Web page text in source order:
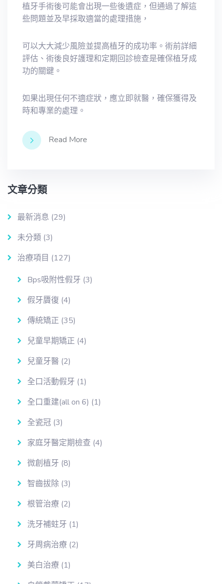
植牙手術後可能會出現一些後遺症，但通過了解這
些問題並及早採取適當的處理措施，
可以大大減少風險並提高植牙的成功率。術前詳細
評估、術後良好護理和定期回診檢查是確保植牙成
功的關鍵。
如果出現任何不適症狀，應立即就醫，確保獲得及
時和專業的處理。
Read More
文章分類
最新消息 (29)
未分類 (3)
治療項目 (127)
Bps吸附性假牙 (3)
假牙贗復 (4)
傳統矯正 (35)
兒童早期矯正 (4)
兒童牙醫 (2)
全口活動假牙 (1)
全口重建(all on 6) (1)
全瓷冠 (3)
家庭牙醫定期檢查 (4)
微創植牙 (8)
智齒拔除 (3)
根管治療 (2)
洗牙補蛀牙 (1)
牙周病治療 (2)
美白治療 (1)